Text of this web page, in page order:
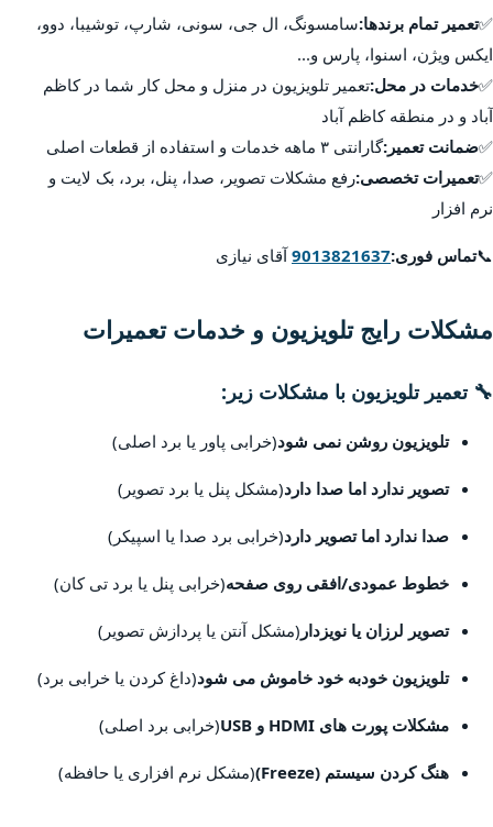
✅تعمیر تمام برندها:سامسونگ، ال جی، سونی، شارپ، توشیبا، دوو،
ایکس ویژن، اسنوا، پارس و...
✅خدمات در محل:تعمیر تلویزیون در منزل و محل کار شما در کاظم
آباد و در منطقه کاظم آباد
✅ضمانت تعمیر:گارانتی ۳ ماهه خدمات و استفاده از قطعات اصلی
✅تعمیرات تخصصی:رفع مشکلات تصویر، صدا، پنل، برد، بک لایت و
نرم افزار
📞تماس فوری:9013821637آقای نیازی
مشکلات رایج تلویزیون و خدمات تعمیرات
🔧 تعمیر تلویزیون با مشکلات زیر:
تلویزیون روشن نمی شود(خرابی پاور یا برد اصلی)
تصویر ندارد اما صدا دارد(مشکل پنل یا برد تصویر)
صدا ندارد اما تصویر دارد(خرابی برد صدا یا اسپیکر)
خطوط عمودی/افقی روی صفحه(خرابی پنل یا برد تی کان)
تصویر لرزان یا نویزدار (مشکل آنتن یا پردازش تصویر)
تلویزیون خودبه خود خاموش می شود(داغ کردن یا خرابی برد)
مشکلات پورت های HDMI و USB (خرابی برد اصلی)
هنگ کردن سیستم (Freeze) (مشکل نرم افزاری یا حافظه)